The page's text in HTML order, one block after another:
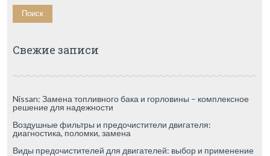
Свежие записи
Nissan: Замена топливного бака и горловины – комплексное
решение для надежности
Воздушные фильтры и предочистители двигателя:
диагностика, поломки, замена
Виды предочистителей для двигателей: выбор и применение